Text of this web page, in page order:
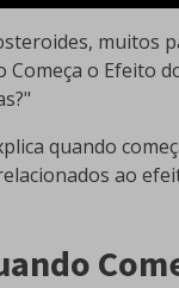
muitos
o Efeito
quando
ao